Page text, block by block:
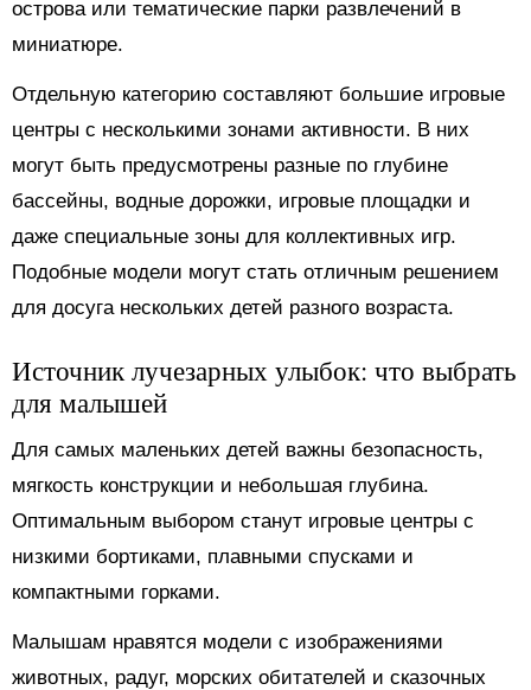
острова или тематические парки развлечений в
миниатюре.
Отдельную категорию составляют большие игровые
центры с несколькими зонами активности. В них
могут быть предусмотрены разные по глубине
бассейны, водные дорожки, игровые площадки и
даже специальные зоны для коллективных игр.
Подобные модели могут стать отличным решением
для досуга нескольких детей разного возраста.
Источник лучезарных улыбок: что выбрать
для малышей
Для самых маленьких детей важны безопасность,
мягкость конструкции и небольшая глубина.
Оптимальным выбором станут игровые центры с
низкими бортиками, плавными спусками и
компактными горками.
Малышам нравятся модели с изображениями
животных, радуг, морских обитателей и сказочных